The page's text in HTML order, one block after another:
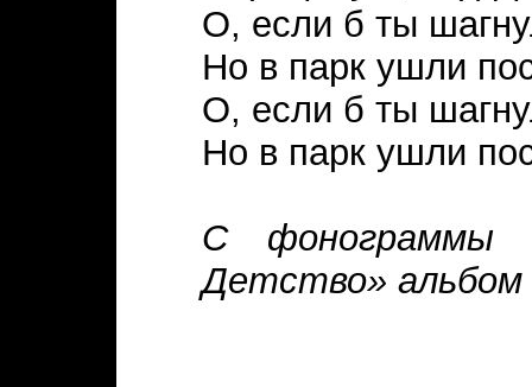
О, если б ты
Но в парк ушли
О, если б ты
Но в парк ушли
С фонограммы
Детство» альбом